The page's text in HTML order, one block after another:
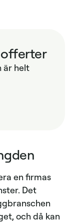
offerter
är helt
en firmas
Det
och då kan